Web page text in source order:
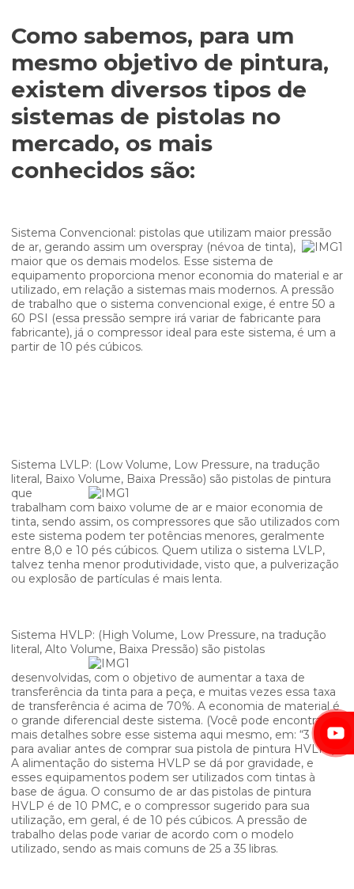
Como sabemos, para um
mesmo objetivo de pintura,
existem diversos tipos de
sistemas de pistolas no
mercado, os mais
conhecidos são:
Sistema Convencional: pistolas que utilizam maior pressão
de ar, gerando assim um overspray (névoa de tinta),
maior que os demais modelos. Esse sistema de
equipamento proporciona menor economia do material e ar
utilizado, em relação a sistemas mais modernos. A pressão
de trabalho que o sistema convencional exige, é entre 50 a
60 PSI (essa pressão sempre irá variar de fabricante para
fabricante), já o compressor ideal para este sistema, é um a
partir de 10 pés cúbicos.
Sistema LVLP: (Low Volume, Low Pressure, na tradução
literal, Baixo Volume, Baixa Pressão) são pistolas de pintura
que
trabalham com baixo volume de ar e maior economia de
tinta, sendo assim, os compressores que são utilizados com
este sistema podem ter potências menores, geralmente
entre 8,0 e 10 pés cúbicos. Quem utiliza o sistema LVLP,
talvez tenha menor produtividade, visto que, a pulverização
ou explosão de partículas é mais lenta.
Sistema HVLP: (High Volume, Low Pressure, na tradução
literal, Alto Volume, Baixa Pressão) são pistolas
desenvolvidas, com o objetivo de aumentar a taxa de
transferência da tinta para a peça, e muitas vezes essa taxa
de transferência é acima de 70%. A economia de material é
o grande diferencial deste sistema. (Você pode encontrar
mais detalhes sobre esse sistema aqui mesmo, em: “3 Itens
para avaliar antes de comprar sua pistola de pintura HVLP”).
A alimentação do sistema HVLP se dá por gravidade, e
esses equipamentos podem ser utilizados com tintas à
base de água. O consumo de ar das pistolas de pintura
HVLP é de 10 PMC, e o compressor sugerido para sua
utilização, em geral, é de 10 pés cúbicos. A pressão de
trabalho delas pode variar de acordo com o modelo
utilizado, sendo as mais comuns de 25 a 35 libras.